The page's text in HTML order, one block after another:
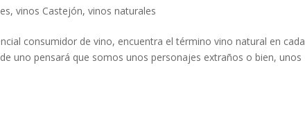
,vinos Castejón,vinos naturales
consumidor de vino, encuentra el término vino natural en cada
uno pensará que somos unos personajes extraños o bien, unos